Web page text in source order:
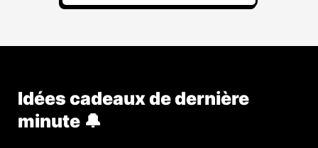
Idées cadeaux de dernière
minute 🔔